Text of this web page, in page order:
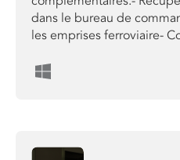
dans le bureau de
les emprises ferroviaire-